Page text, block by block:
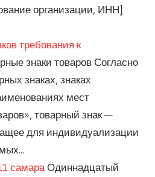
организации, ИНН]
требования к
знаки товаров Согласно
знаках, знаках
мест
товарный знак —
для индивидуализации
самараОдиннадцатый